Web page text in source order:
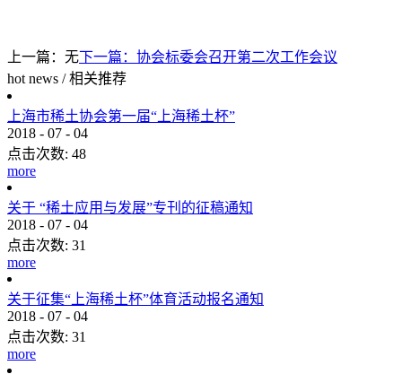
上一篇：无下一篇： 协会标委会召开第二次工作会议
hot news / 相关推荐
上海市稀土协会第一届“上海稀土杯”
2018 - 07 - 04
点击次数: 48
more
关于 “稀土应用与发展”专刊的征稿通知
2018 - 07 - 04
点击次数: 31
more
关于征集“上海稀土杯”体育活动报名通知
2018 - 07 - 04
点击次数: 31
more